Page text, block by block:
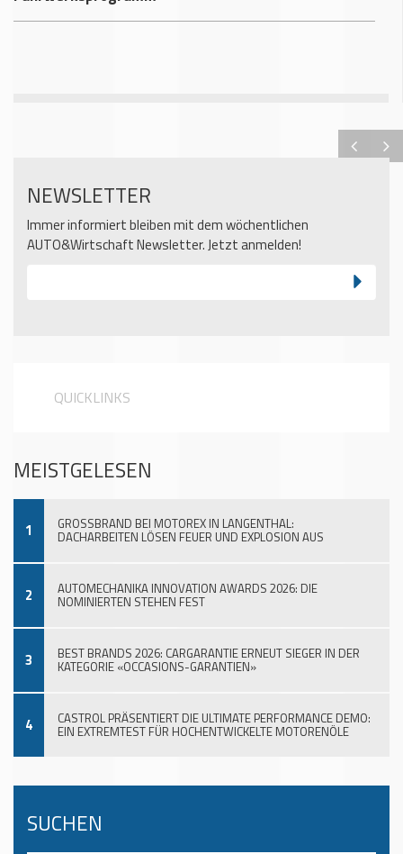
NEWSLETTER
Immer informiert bleiben mit dem wöchentlichen
AUTO&Wirtschaft Newsletter. Jetzt anmelden!
QUICKLINKS
MEISTGELESEN
1 GROSSBRAND BEI MOTOREX IN LANGENTHAL:
DACHARBEITEN LÖSEN FEUER UND EXPLOSION AUS
2 AUTOMECHANIKA INNOVATION AWARDS 2026: DIE
NOMINIERTEN STEHEN FEST
3 BEST BRANDS 2026: CARGARANTIE ERNEUT SIEGER IN DER
KATEGORIE «OCCASIONS-GARANTIEN»
4 CASTROL PRÄSENTIERT DIE ULTIMATE PERFORMANCE DEMO:
EIN EXTREMTEST FÜR HOCHENTWICKELTE MOTORENÖLE
SUCHEN